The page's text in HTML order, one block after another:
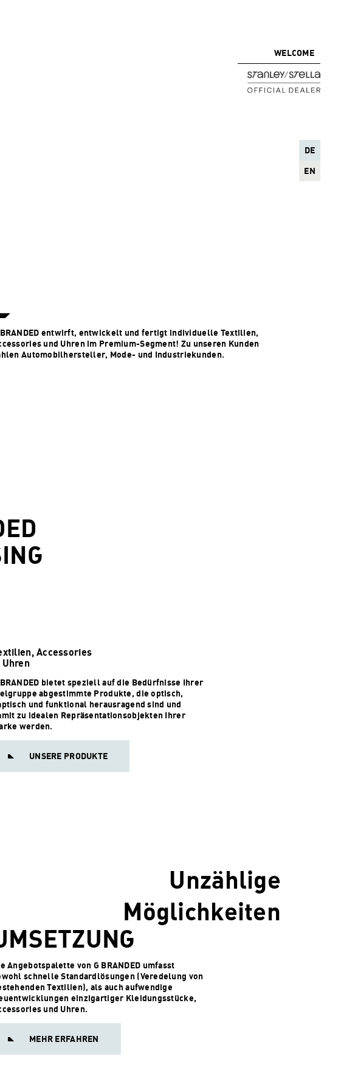
DE
EN
WELCOME
BRANDED entwirft, entwickelt und fertigt individuelle Textilien,
und Uhren im Premium-Segment! Zu unseren Kunden
Automobilhersteller, Mode- und Industriekunden.
Accessories
Uhren
bietet speziell auf die Bedürfnisse Ihrer
abgestimmte Produkte, die optisch,
und funktional herausragend sind und
zu idealen Repräsentationsobjekten Ihrer
werden.
UNSERE PRODUKTE
Unzählige
Möglichkeiten
Angebotspalette von G BRANDED umfasst
schnelle Standardlösungen (Veredelung von
Textilien), als auch aufwendige
einzigartiger Kleidungsstücke,
und Uhren.
MEHR ERFAHREN